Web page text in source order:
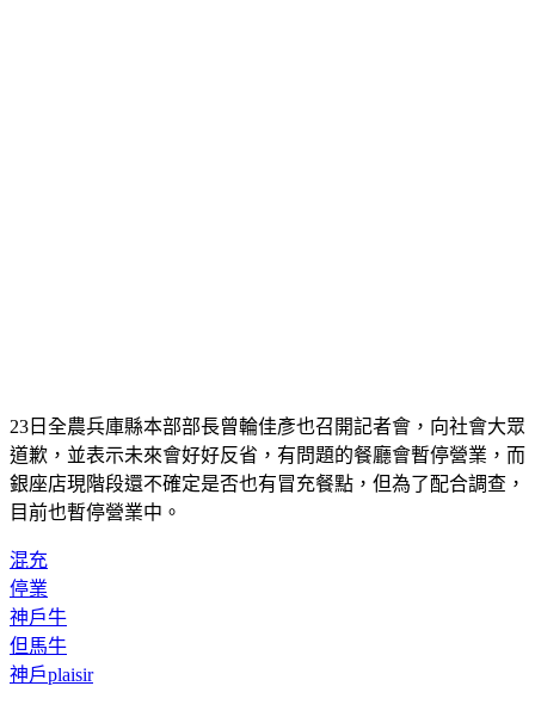
23日全農兵庫縣本部部長曾輪佳彥也召開記者會，向社會大眾
道歉，並表示未來會好好反省，有問題的餐廳會暫停營業，而
銀座店現階段還不確定是否也有冒充餐點，但為了配合調查，
目前也暫停營業中。
混充
停業
神戶牛
但馬牛
神戶plaisir